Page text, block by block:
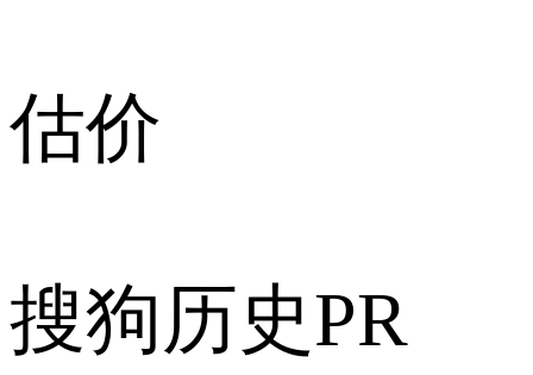
估价
搜狗历史PR